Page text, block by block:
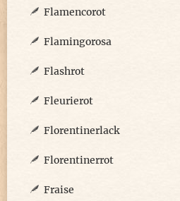
Flamencorot
Flamingorosa
Flashrot
Fleurierot
Florentinerlack
Florentinerrot
Fraise